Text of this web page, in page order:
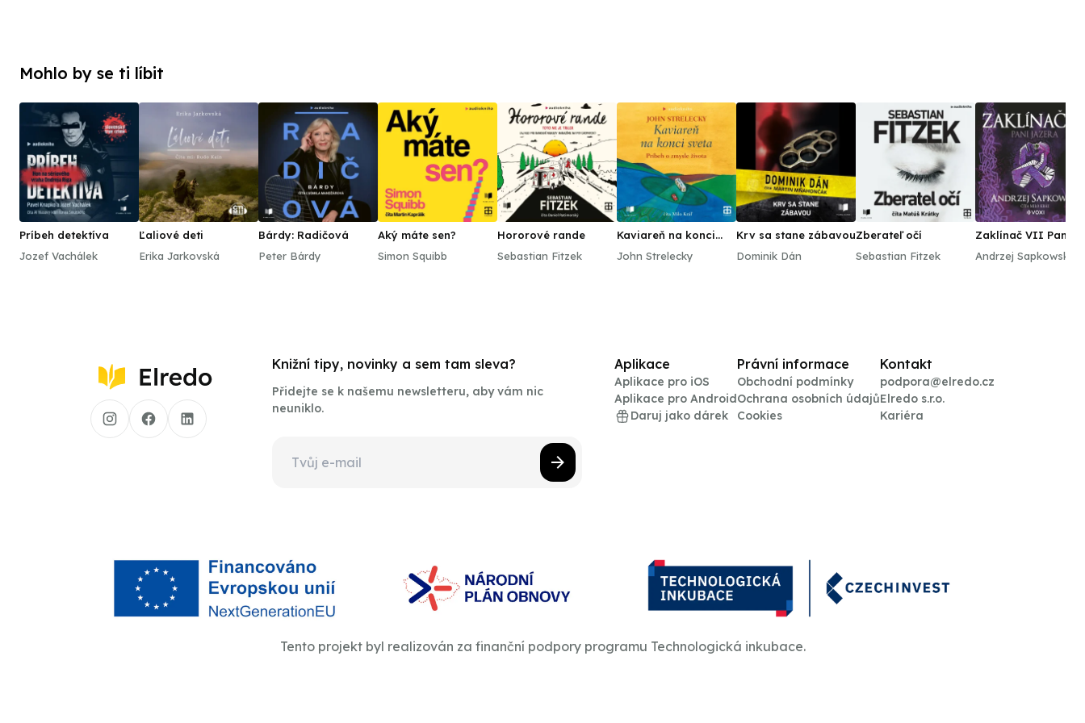
Mohlo by se ti líbit
Príbeh detektíva
Jozef Vachálek
Ľaliové deti
Erika Jarkovská
Bárdy: Radičová
Peter Bárdy
Aký máte sen?
Simon Squibb
Hororové rande
Sebastian Fitzek
Kaviareň na konci
John Strelecky
Krv sa stane zábavou
Dominik Dán
Zberateľ očí
Sebastian Fitzek
Zaklínač VII Pani
Andrzej Sapkowski
Knižní tipy, novinky a sem tam sleva?
Přidejte se k našemu newsletteru, aby vám nic
neuniklo.
Aplikace
Aplikace pro iOS
Aplikace pro Android
Daruj jako dárek
Právní informace
Obchodní podmínky
Ochrana osobních údajů
Cookies
Kontakt
podpora@elredo.cz
Elredo s.r.o.
Kariéra
Tento projekt byl realizován za finanční podpory programu Technologická inkubace.